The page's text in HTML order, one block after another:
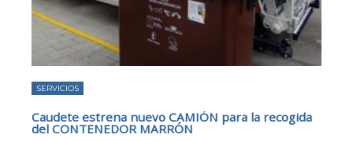
SERVICIOS
Caudete estrena nuevo CAMIÓN para la recogida
del CONTENEDOR MARRÓN